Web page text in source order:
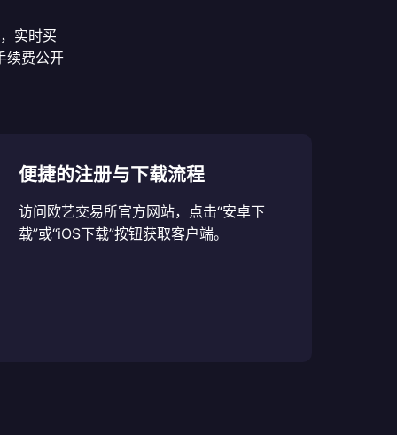
实时买
续费公开
便捷的注册与下载流程
访问欧艺交易所官方网站，点击“安卓下
载”或“iOS下载”按钮获取客户端。